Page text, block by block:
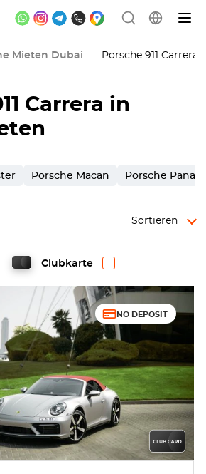
Mieten Dubai Porsche 911 Carrera
Carrera in
Porsche Macan Porsche
Clubkarte
Sortieren
NO DEPOSIT